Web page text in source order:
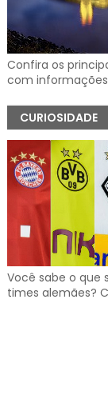
Confira os
com
CURIOSIDADE
Você sabe o que
times alemães?